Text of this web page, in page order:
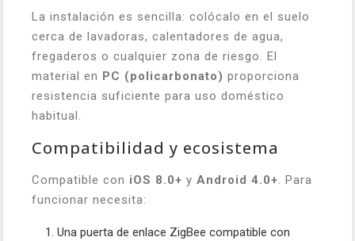
La instalación es sencilla: colócalo en el suelo
cerca de lavadoras, calentadores de agua,
fregaderos o cualquier zona de riesgo. El
material en PC (policarbonato) proporciona
resistencia suficiente para uso doméstico
habitual.
Compatibilidad y ecosistema
Compatible con iOS 8.0+ y Android 4.0+. Para
funcionar necesita:
Una puerta de enlace ZigBee compatible con